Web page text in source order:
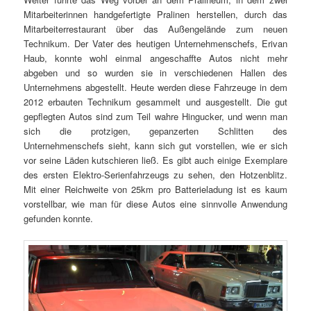
Mitarbeiterinnen handgefertigte Pralinen herstellen, durch das
Mitarbeiterrestaurant über das Außengelände zum neuen
Technikum. Der Vater des heutigen Unternehmenschefs, Erivan
Haub, konnte wohl einmal angeschaffte Autos nicht mehr
abgeben und so wurden sie in verschiedenen Hallen des
Unternehmens abgestellt. Heute werden diese Fahrzeuge in dem
2012 erbauten Technikum gesammelt und ausgestellt. Die gut
gepflegten Autos sind zum Teil wahre Hingucker, und wenn man
sich die protzigen, gepanzerten Schlitten des
Unternehmenschefs sieht, kann sich gut vorstellen, wie er sich
vor seine Läden kutschieren ließ. Es gibt auch einige Exemplare
des ersten Elektro-Serienfahrzeugs zu sehen, den Hotzenblitz.
Mit einer Reichweite von 25km pro Batterieladung ist es kaum
vorstellbar, wie man für diese Autos eine sinnvolle Anwendung
gefunden konnte.